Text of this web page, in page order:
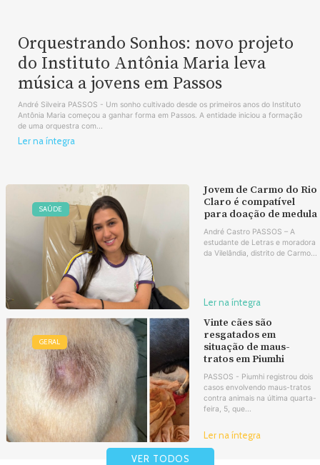
Orquestrando Sonhos: novo projeto
do Instituto Antônia Maria leva
música a jovens em Passos
André Silveira PASSOS - Um sonho cultivado desde os primeiros anos do Instituto
Antônia Maria começou a ganhar forma em Passos. A entidade iniciou a formação
de uma orquestra com...
Ler na íntegra
SAÚDE
Jovem de Carmo do Rio
Claro é compatível
para doação de medula
André Castro PASSOS – A
estudante de Letras e moradora
da Vilelândia, distrito de Carmo...
Ler na íntegra
GERAL
Vinte cães são
resgatados em
situação de maus-
tratos em Piumhi
PASSOS - Piumhi registrou dois
casos envolvendo maus-tratos
contra animais na última quarta-
feira, 5, que...
Ler na íntegra
VER TODOS